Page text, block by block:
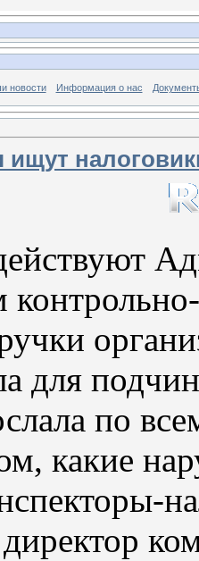
новости Информация о нас
ищут
для
по
какие